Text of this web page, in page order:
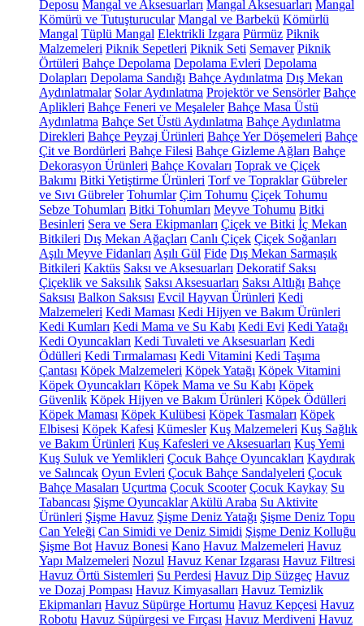
Deposu Mangal ve Aksesuarları Mangal Aksesuarları Mangal
Kömürü ve Tutuşturucular Mangal ve Barbekü Kömürlü
Mangal Tüplü Mangal Elektrikli Izgara Pürmüz Piknik
Malzemeleri Piknik Sepetleri Piknik Seti Semaver Piknik
Örtüleri Bahçe Depolama Depolama Evleri Depolama
Dolapları Depolama Sandığı Bahçe Aydınlatma Dış Mekan
Aydınlatmalar Solar Aydınlatma Projektör ve Sensörler Bahçe
Aplikleri Bahçe Feneri ve Meşaleler Bahçe Masa Üstü
Aydınlatma Bahçe Set Üstü Aydınlatma Bahçe Aydınlatma
Direkleri Bahçe Peyzaj Ürünleri Bahçe Yer Döşemeleri Bahçe
Çit ve Bordürleri Bahçe Filesi Bahçe Gizleme Ağları Bahçe
Dekorasyon Ürünleri Bahçe Kovaları Toprak ve Çiçek
Bakımı Bitki Yetiştirme Ürünleri Torf ve Topraklar Gübreler
ve Sıvı Gübreler Tohumlar Çim Tohumu Çiçek Tohumu
Sebze Tohumları Bitki Tohumları Meyve Tohumu Bitki
Besinleri Sera ve Sera Ekipmanları Çiçek ve Bitki İç Mekan
Bitkileri Dış Mekan Ağaçları Canlı Çiçek Çiçek Soğanları
Aşılı Meyve Fidanları Aşılı Gül Fide Dış Mekan Sarmaşık
Bitkileri Kaktüs Saksı ve Aksesuarları Dekoratif Saksı
Çiçeklik ve Saksılık Saksı Aksesuarları Saksı Altlığı Bahçe
Saksısı Balkon Saksısı Evcil Hayvan Ürünleri Kedi
Malzemeleri Kedi Maması Kedi Hijyen ve Bakım Ürünleri
Kedi Kumları Kedi Mama ve Su Kabı Kedi Evi Kedi Yatağı
Kedi Oyuncakları Kedi Tuvaleti ve Aksesuarları Kedi
Ödülleri Kedi Tırmalaması Kedi Vitamini Kedi Taşıma
Çantası Köpek Malzemeleri Köpek Yatağı Köpek Vitamini
Köpek Oyuncakları Köpek Mama ve Su Kabı Köpek
Güvenlik Köpek Hijyen ve Bakım Ürünleri Köpek Ödülleri
Köpek Maması Köpek Kulübesi Köpek Tasmaları Köpek
Elbisesi Köpek Kafesi Kümesler Kuş Malzemeleri Kuş Sağlık
ve Bakım Ürünleri Kuş Kafesleri ve Aksesuarları Kuş Yemi
Kuş Suluk ve Yemlikleri Çocuk Bahçe Oyuncakları Kaydırak
ve Salıncak Oyun Evleri Çocuk Bahçe Sandalyeleri Çocuk
Bahçe Masaları Uçurtma Çocuk Scooter Çocuk Kaykay Su
Tabancası Şişme Oyuncaklar Akülü Araba Su Aktivite
Ürünleri Şişme Havuz Şişme Deniz Yatağı Şişme Deniz Topu
Can Yeleği Can Simidi ve Deniz Simidi Şişme Deniz Kolluğu
Şişme Bot Havuz Bonesi Kano Havuz Malzemeleri Havuz
Yapı Malzemeleri Nozul Havuz Kenar Izgarası Havuz Filtresi
Havuz Örtü Sistemleri Su Perdesi Havuz Dip Süzgeç Havuz
ve Dozaj Pompası Havuz Kimyasalları Havuz Temizlik
Ekipmanları Havuz Süpürge Hortumu Havuz Kepçesi Havuz
Robotu Havuz Süpürgesi ve Fırçası Havuz Merdiveni Havuz